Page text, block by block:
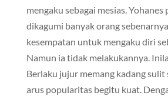
mengaku sebagai mesias.
dikagumi banyak orang
kesempatan untuk mengaku diri
Namun ia tidak melakukannya.
Berlaku jujur memang kadang
arus popularitas begitu kuat.